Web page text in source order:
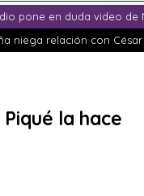
pone en duda video de
niega relación con
la hace